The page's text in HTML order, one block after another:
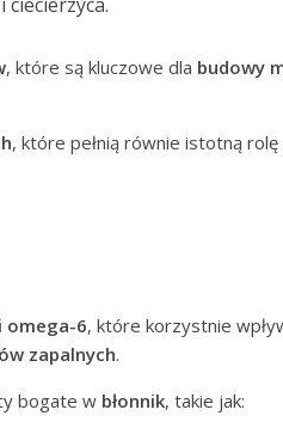
, które są kluczowe dla budowy
, które pełnią równie istotną
omega-6, które korzystnie
zapalnych.
bogate w błonnik, takie jak: